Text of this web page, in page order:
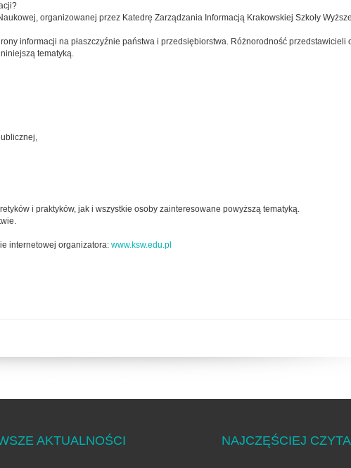
organizowanej przez Katedrę Zarządzania Informacją Krakowskiej Szkoły
informacji na płaszczyźnie państwa i przedsiębiorstwa. Różnorodność
tematyką.
i praktyków, jak i wszystkie osoby zainteresowane powyższą tematyką.
internetowej organizatora: www.ksw.edu.pl
AKTUALNOŚCI NAJCZĘŚCIEJ